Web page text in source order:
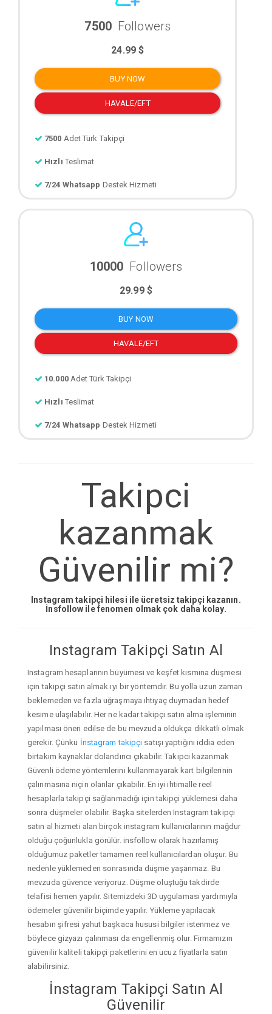
7500 Followers
24.99 $
BUY NOW
HAVALE/EFT
7500 Adet Türk Takipçi
Hızlı Teslimat
7/24 Whatsapp Destek Hizmeti
10000 Followers
29.99 $
BUY NOW
HAVALE/EFT
10.000 Adet Türk Takipçi
Hızlı Teslimat
7/24 Whatsapp Destek Hizmeti
Takipci
kazanmak
Güvenilir mi?
Instagram takipçi hilesi ile ücretsiz takipçi kazanın.
İnsfollow ile fenomen olmak çok daha kolay.
Instagram Takipçi Satın Al
Instagram hesaplarının büyümesi ve keşfet kısmına düşmesi
için takipçi satın almak iyi bir yöntemdir. Bu yolla uzun zaman
beklemeden ve fazla uğraşmaya ihtiyaç duymadan hedef
kesime ulaşılabilir. Her ne kadar takipçi satın alma işleminin
yapılması öneri edilse de bu mevzuda oldukça dikkatli olmak
gerekir. Çünkü İnstagram takipçi satışı yaptığını iddia eden
birtakım kaynaklar dolandırıcı çıkabilir. Takipci kazanmak
Güvenli ödeme yöntemlerini kullanmayarak kart bilgilerinin
çalınmasına niçin olanlar çıkabilir. En iyi ihtimalle reel
hesaplarla takipçi sağlanmadığı için takipçi yüklemesi daha
sonra düşmeler olabilir. Başka sitelerden Instagram takipçi
satın al hizmeti alan birçok instagram kullanıcılarının mağdur
olduğu çoğunlukla görülür. insfollow olarak hazırlamış
olduğumuz paketler tamamen reel kullanıcılardan oluşur. Bu
nedenle yüklemeden sonrasında düşme yaşanmaz. Bu
mevzuda güvence veriyoruz. Düşme oluştuğu takdirde
telafisi hemen yapılır. Sitemizdeki 3D uygulaması yardımıyla
ödemeler güvenilir biçimde yapılır. Yükleme yapılacak
hesabın şifresi yahut başkaca hususi bilgiler istenmez ve
böylece gizyazı çalınması da engellenmiş olur. Firmamızın
güvenilir kaliteli takipçi paketlerini en ucuz fiyatlarla satın
alabilirsiniz.
İnstagram Takipçi Satın Al
Güvenilir